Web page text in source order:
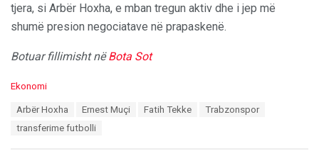
tjera, si Arbër Hoxha, e mban tregun aktiv dhe i jep më
shumë presion negociatave në prapaskenë.
Botuar fillimisht nëBota Sot
C
Ekonomi
Arbër Hoxha Ernest Muçi Fatih Tekke
Trabzonspor
transferime futbolli